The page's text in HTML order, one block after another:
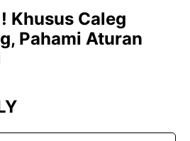
Khusus Caleg
Pahami Aturan